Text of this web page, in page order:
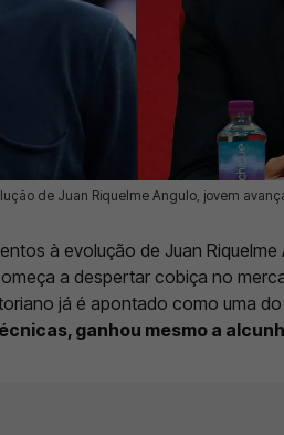
de Juan Riquelme Angulo, jovem
à evolução de Juan
a despertar cobiça no
já é apontado como uma do
ganhou mesmo a